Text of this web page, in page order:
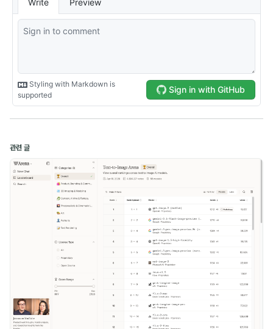
Development (13)
Computer Science (1)
Naver Boostcamp (10)
Kakao Tech Campus (13)
Google ML Bootcamp (14)
Daily (5)
Experience (2)
관련 글